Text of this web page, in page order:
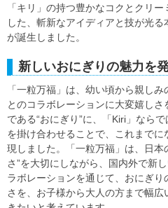
「キリ」の持つ豊かなコクとクリ
した、斬新なアイディアと技が光る
が誕生しました。
新しいおにぎりの魅力を
「一粒万福」は、幼い頃から親し
とのコラボレーションに大変嬉し
である“おにぎり”に、「Kiri」なら
を掛け合わせることで、これまで
現しました。「一粒万福」は、日本
さ”を大切にしながら、国内外で新
ラボレーションを通じて、おにぎ
さを、お子様から大人の方まで幅